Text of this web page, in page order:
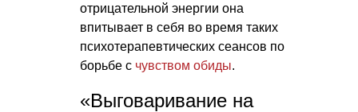
отрицательной энергии она
впитывает в себя во время таких
психотерапевтических сеансов по
борьбе с чувством обиды.
«Выговаривание на